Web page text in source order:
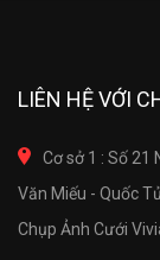
LIÊN HỆ VỚI
Cơ sở 1 : Số 21
Văn Miếu - Quốc
Chụp Ảnh Cưới